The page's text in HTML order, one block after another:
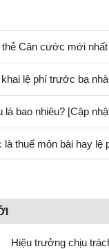
Căn cước mới nhất
lệ phí trước bạ
là bao nhiêu? [Cập
thuế môn bài hay lệ
Hiệu trưởng chịu